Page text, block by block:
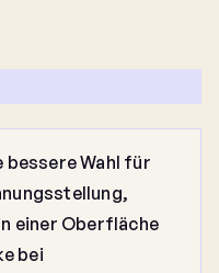
Wahl für
einer Oberfläche
bei